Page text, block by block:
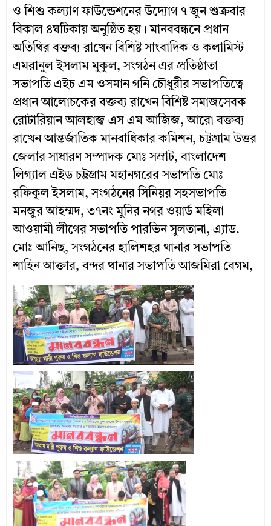
ও শিশু কল্যাণ ফাউন্ডেশনের উদ্যোগ ৭ জুন শুক্রবার
বিকাল ৪ঘটিকায় অনুষ্ঠিত হয়। মানববন্ধনে প্রধান
অতিথির বক্তব্য রাখেন বিশিষ্ট সাংবাদিক ও কলামিস্ট
এমরানুল ইসলাম মুকুল, সংগঠন এর প্রতিষ্ঠাতা
সভাপতি এইচ এম ওসমান গনি চৌধুরীর সভাপতিত্বে
প্রধান আলোচকের বক্তব্য রাখেন বিশিষ্ট সমাজসেবক
রোটারিয়ান আলহাজ্ব এস এম আজিজ, আরো বক্তব্য
রাখেন আন্তর্জাতিক মানবাধিকার কমিশন, চট্টগ্রাম উত্তর
জেলার সাধারণ সম্পাদক মোঃ সম্রাট, বাংলাদেশ
লিগ্যাল এইড চট্টগ্রাম মহানগরের সভাপতি মোঃ
রফিকুল ইসলাম, সংগঠনের সিনিয়র সহসভাপতি
মনজুর আহম্মদ, ৩৭নং মুনির নগর ওয়ার্ড মহিলা
আওয়ামী লীগের সভাপতি পারভিন সুলতানা, এ্যাড.
মোঃ আনিছ, সংগঠনের হালিশহর থানার সভাপতি
শাহিন আক্তার, বন্দর থানার সভাপতি আজমিরা বেগম,